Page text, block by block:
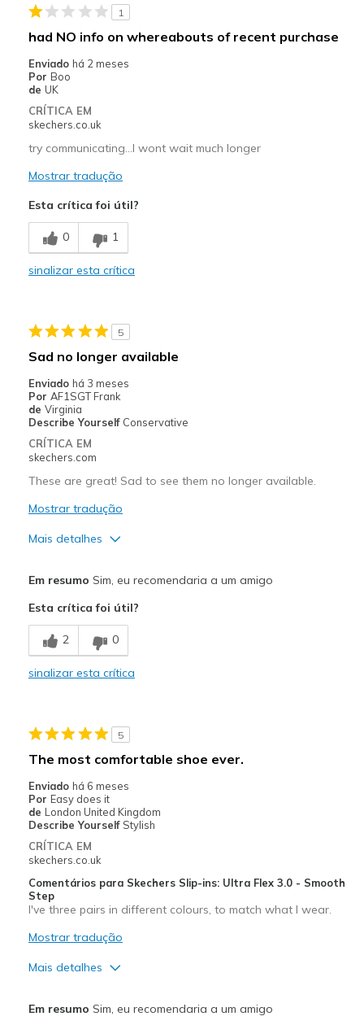
1
had NO info on whereabouts of recent purchase
Enviado há 2 meses
Por Boo
de UK
CRÍTICA EM
skechers.co.uk
try communicating...I wont wait much longer
Mostrar tradução
Esta crítica foi útil?
0 1
sinalizar esta crítica
5
Sad no longer available
Enviado há 3 meses
Por AF1SGT Frank
de Virginia
Describe Yourself Conservative
CRÍTICA EM
skechers.com
These are great! Sad to see them no longer available.
Mostrar tradução
Mais detalhes
Comfortable
Durable
Em resumo Sim, eu recomendaria a um amigo
Esta crítica foi útil?
2 0
sinalizar esta crítica
5
The most comfortable shoe ever.
Enviado há 6 meses
Por Easy does it
de London United Kingdom
Describe Yourself Stylish
CRÍTICA EM
skechers.co.uk
Comentários para Skechers Slip-ins: Ultra Flex 3.0 - Smooth
Step
I've three pairs in different colours, to match what I wear.
Mostrar tradução
Mais detalhes
Em resumo Sim, eu recomendaria a um amigo